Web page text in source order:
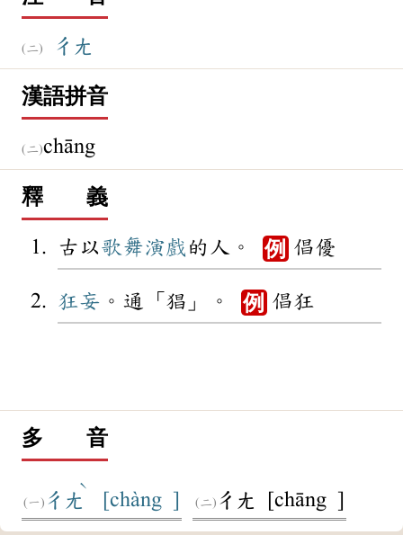
ㄔㄤ
漢語拼音
chāng
釋 義
古以歌舞演戲 的人。 例 倡優
狂妄 。通「猖」。 例 倡狂
多 音
ㄔㄤ
ˋ
[chàng ] ㄔㄤ [chāng ]